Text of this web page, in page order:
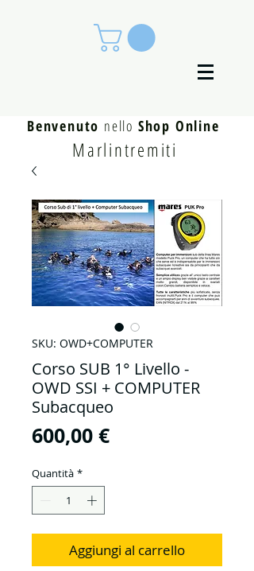
SKU: OWD+COMPUTER
Corso SUB 1° Livello -
OWD SSI + COMPUTER
Subacqueo
600,00 €Prezzo
Quantità *
Aggiungi al carrello
Benvenuto nello Shop Online
Marlintremiti